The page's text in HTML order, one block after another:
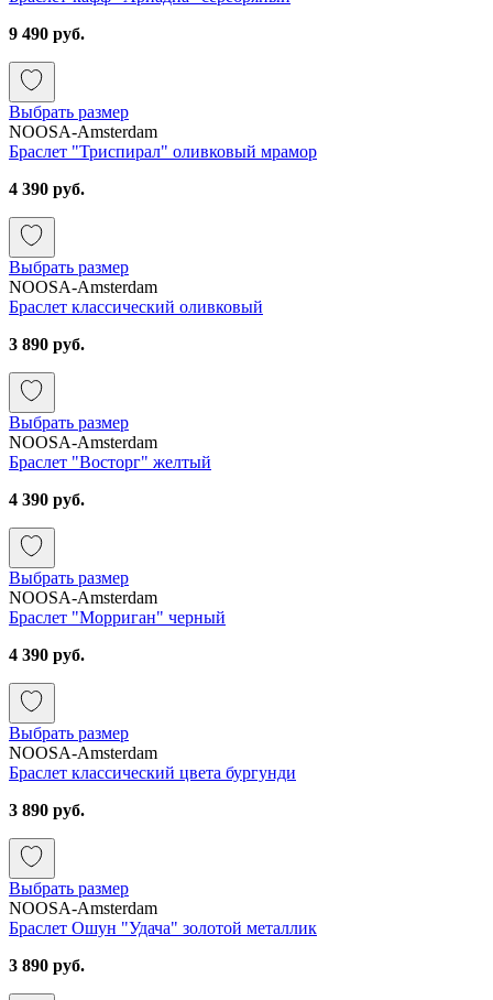
9 490 руб.
Выбрать размер
NOOSA-Amsterdam
Браслет "Триспирал" оливковый мрамор
4 390 руб.
Выбрать размер
NOOSA-Amsterdam
Браслет классический оливковый
3 890 руб.
Выбрать размер
NOOSA-Amsterdam
Браслет "Восторг" желтый
4 390 руб.
Выбрать размер
NOOSA-Amsterdam
Браслет "Морриган" черный
4 390 руб.
Выбрать размер
NOOSA-Amsterdam
Браслет классический цвета бургунди
3 890 руб.
Выбрать размер
NOOSA-Amsterdam
Браслет Ошун "Удача" золотой металлик
3 890 руб.